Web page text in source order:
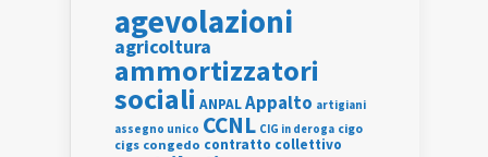
agevolazioni
agricoltura
ammortizzatori
sociali ANPALAppalto artigiani
assegno unico CCNL CIG in deroga cigo
cigs congedo contratto collettivo